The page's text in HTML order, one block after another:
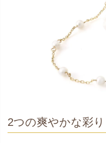
2つの爽やかな彩り